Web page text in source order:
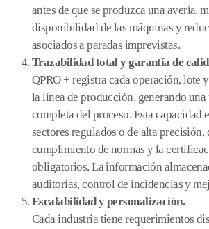
antes de que se produzca una avería,
disponibilidad de las máquinas y
asociados a paradas imprevistas.
Trazabilidad total y garantía de
QPRO + registra cada operación, lote
la línea de producción, generando
completa del proceso. Esta capacidad
sectores regulados o de alta precisión,
cumplimiento de normas y la
obligatorios. La información
auditorías, control de incidencias y
Escalabilidad y personalización.
Cada industria tiene requerimientos